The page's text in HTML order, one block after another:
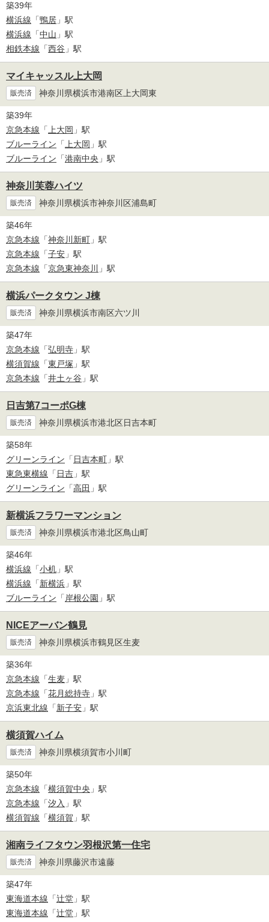
築39年
横浜線 「鴨居 」駅
横浜線 「中山 」駅
相鉄本線 「西谷 」駅
マイキャッスル上大岡
販売済 神奈川県横浜市港南区上大岡東
築39年
京急本線 「上大岡 」駅
ブルーライン 「上大岡 」駅
ブルーライン 「港南中央 」駅
神奈川芙蓉ハイツ
販売済 神奈川県横浜市神奈川区浦島町
築46年
京急本線 「神奈川新町 」駅
京急本線 「子安 」駅
京急本線 「京急東神奈川 」駅
横浜パークタウン J棟
販売済 神奈川県横浜市南区六ツ川
築47年
京急本線 「弘明寺 」駅
横須賀線 「東戸塚 」駅
京急本線 「井土ヶ谷 」駅
日吉第7コーポG棟
販売済 神奈川県横浜市港北区日吉本町
築58年
グリーンライン 「 日吉本町 」駅
東急東横線 「 日吉 」駅
グリーンライン 「高田 」駅
新横浜フラワーマンション
販売済 神奈川県横浜市港北区鳥山町
築46年
横浜線 「小机 」駅
横浜線 「新横浜 」駅
ブルーライン 「岸根公園 」駅
NICEアーバン鶴見
販売済 神奈川県横浜市鶴見区生麦
築36年
京急本線 「生麦 」駅
京急本線 「花月総持寺 」駅
京浜東北線 「新子安 」駅
横須賀ハイム
販売済 神奈川県横須賀市小川町
築50年
京急本線 「横須賀中央 」駅
京急本線 「汐入 」駅
横須賀線 「横須賀 」駅
湘南ライフタウン羽根沢第一住宅
販売済 神奈川県藤沢市遠藤
築47年
東海道本線 「辻堂 」駅
東海道本線 「辻堂 」駅